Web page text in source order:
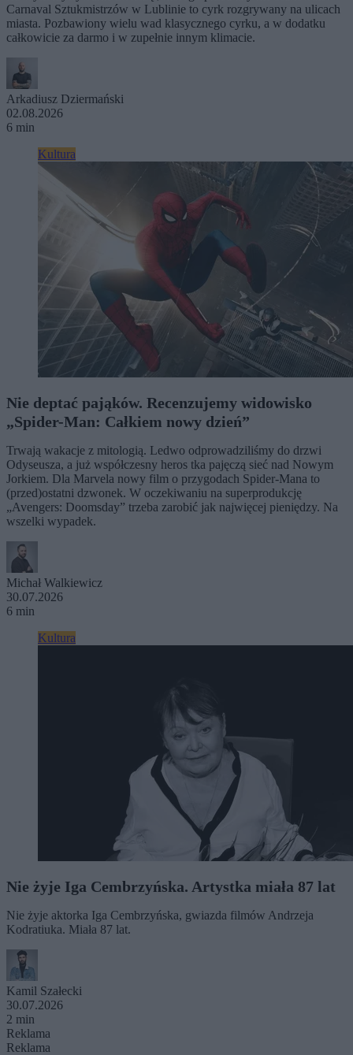
Carnaval Sztukmistrzów w Lublinie to cyrk rozgrywany na ulicach
miasta. Pozbawiony wielu wad klasycznego cyrku, a w dodatku
całkowicie za darmo i w zupełnie innym klimacie.
Arkadiusz Dziermański
02.08.2026
6 min
Kultura
Nie deptać pająków. Recenzujemy widowisko
„Spider-Man: Całkiem nowy dzień”
Trwają wakacje z mitologią. Ledwo odprowadziliśmy do drzwi
Odyseusza, a już współczesny heros tka pajęczą sieć nad Nowym
Jorkiem. Dla Marvela nowy film o przygodach Spider-Mana to
(przed)ostatni dzwonek. W oczekiwaniu na superprodukcję
„Avengers: Doomsday” trzeba zarobić jak najwięcej pieniędzy. Na
wszelki wypadek.
Michał Walkiewicz
30.07.2026
6 min
Kultura
Nie żyje Iga Cembrzyńska. Artystka miała 87 lat
Nie żyje aktorka Iga Cembrzyńska, gwiazda filmów Andrzeja
Kodratiuka. Miała 87 lat.
Kamil Szałecki
30.07.2026
2 min
Reklama
Reklama